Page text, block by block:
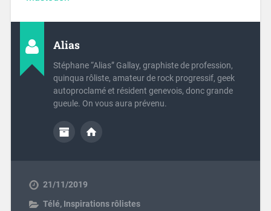
Alias
Stéphane “Alias” Gallay, graphiste de profession,
quinqua rôliste, amateur de rock progressif, geek
autoproclamé et résident genevois, donc grande
gueule. On vous aura prévenu.
21/11/2019
Télé, Inspirations rôlistes